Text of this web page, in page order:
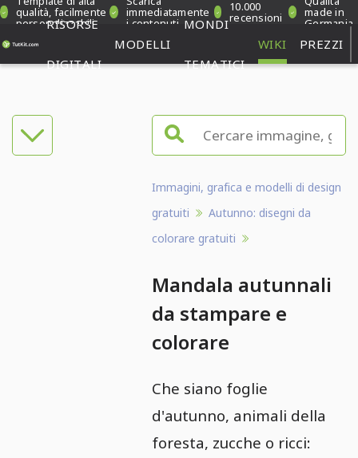
qualità, facilmente
personalizzabili
immediatamente
i contenuti
10.000
recensioni made in
Germania
RISORSE
DIGITALI
MODELLI
MONDI
TEMATICI
WIKI PREZZI
Immagini, grafica e modelli di design
gratuiti
Autunno: disegni da
colorare gratuiti
Mandala autunnali
da stampare e
colorare
Che siano foglie
d'autunno, animali della
foresta, zucche o ricci: